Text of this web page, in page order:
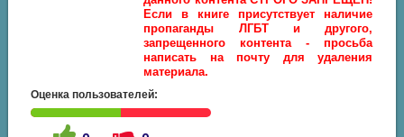
Если в книге присутствует наличие
пропаганды ЛГБТ и другого,
запрещенного контента - просьба
написать на почту для удаления
материала.
Оценка пользователей: